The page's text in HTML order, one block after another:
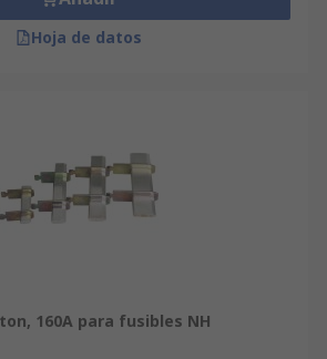
Hoja de datos
160A para fusibles NH